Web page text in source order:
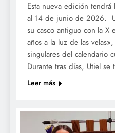
Esta nueva edición
al 14 de junio de 2026.
su casco antiguo con la
años a la luz de las
singulares del calendario
Durante tras días, Utiel se
Leer más